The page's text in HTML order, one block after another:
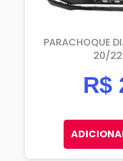
PARACHOQUE
20/22
R$